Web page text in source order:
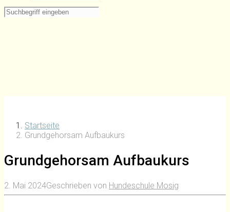
Startseite
Grundgehorsam Aufbaukurs
Grundgehorsam Aufbaukurs
2. Mai 2024Geschrieben von Hundeschule Mosig